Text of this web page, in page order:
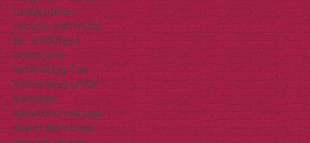
untuk bahan
recycle dan mulai
Rp. 4.000/pcs
untuk jenis
laminating. Tas
kertas kecil untuk
berbagai
kebutuhan ini juga
dapat diproduksi